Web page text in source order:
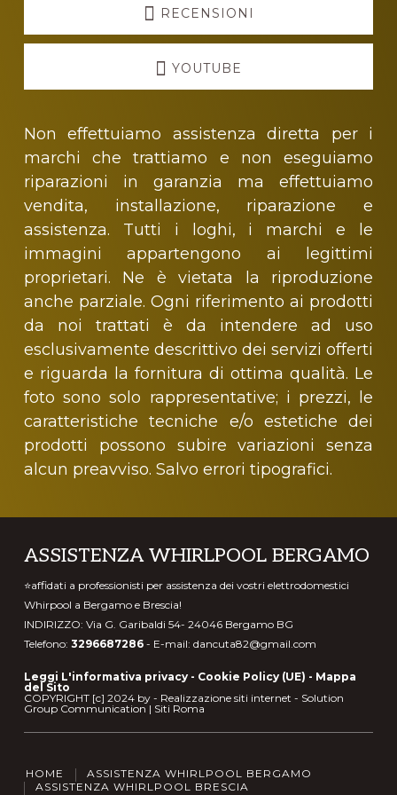
RECENSIONI
YOUTUBE
Non effettuiamo assistenza diretta per i
marchi che trattiamo e non eseguiamo
riparazioni in garanzia ma effettuiamo
vendita, installazione, riparazione e
assistenza. Tutti i loghi, i marchi e le
immagini appartengono ai legittimi
proprietari. Ne è vietata la riproduzione
anche parziale. Ogni riferimento ai prodotti
da noi trattati è da intendere ad uso
esclusivamente descrittivo dei servizi offerti
e riguarda la fornitura di ottima qualità. Le
foto sono solo rappresentative; i prezzi, le
caratteristiche tecniche e/o estetiche dei
prodotti possono subire variazioni senza
alcun preavviso. Salvo errori tipografici.
Footer
ASSISTENZA WHIRLPOOL BERGAMO
⭐affidati a professionisti per assistenza dei vostri elettrodomestici
Whirpool a Bergamo e Brescia!
INDIRIZZO: Via G. Garibaldi 54- 24046 Bergamo BG
Telefono: 3296687286- E-mail: dancuta82@gmail.com
Leggi L'informativa privacy- Cookie Policy (UE) - Mappa
del Sito
COPYRIGHT [c] 2024 by - Realizzazione siti internet - Solution
Group Communication | Siti Roma
HOME
ASSISTENZA WHIRLPOOL BERGAMO
ASSISTENZA WHIRLPOOL BRESCIA